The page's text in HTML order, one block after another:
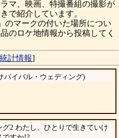
マ、映画、特撮番組の撮影が
で紹介しています。
マークの付いた場所につい
のロケ地情報から投稿してく
統計情報]
バイバル・ウェディング)
2 わたし、ひとりで生きていけ